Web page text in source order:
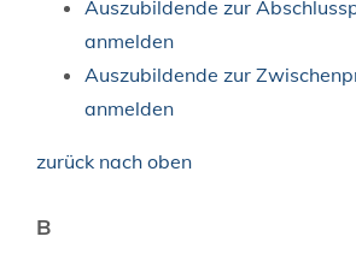
Auszubildende zur
anmelden
Auszubildende zur
anmelden
zurück nach oben
B